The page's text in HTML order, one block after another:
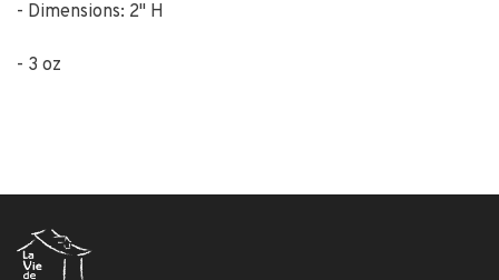
- Dimensions: 2" H
- 3 oz